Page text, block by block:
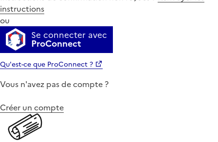
instructions
ou
Se connecter avec
ProConnect
Qu'est-ce que ProConnect ?
Vous n'avez pas de compte ?
Créer un compte